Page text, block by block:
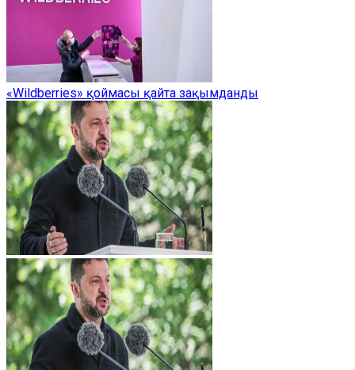
«Wildberries» қоймасы қайта зақымданды